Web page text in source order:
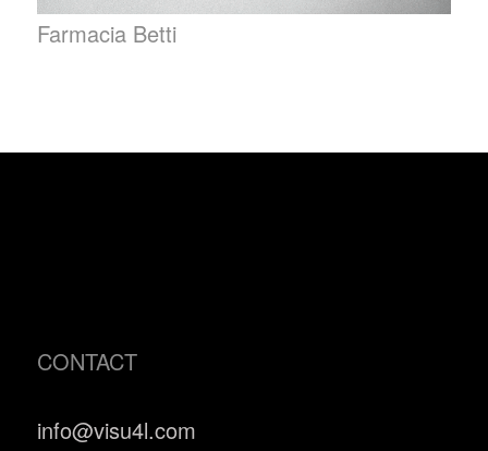
Farmacia Betti
CONTACT
info@visu4l.com